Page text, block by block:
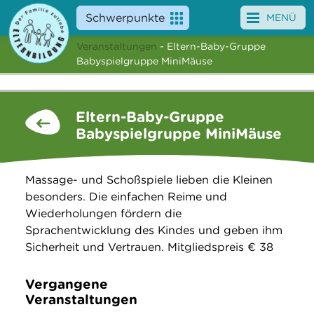
Schwerpunkte
Angebote
News
Über uns
Suche
MENÜ
Veranstaltungen - Eltern-Baby-Gruppe
Babyspielgruppe MiniMäuse
Eltern-Baby-Gruppe
Babyspielgruppe MiniMäuse
Massage- und Schoßspiele lieben die Kleinen
besonders. Die einfachen Reime und
Wiederholungen fördern die
Sprachentwicklung des Kindes und geben ihm
Sicherheit und Vertrauen. Mitgliedspreis € 38
Vergangene
Veranstaltungen